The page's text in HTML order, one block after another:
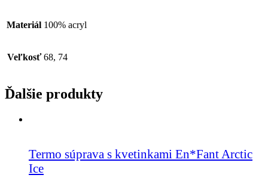
Materiál 100% acryl
Veľkosť 68, 74
Ďalšie produkty
Termo súprava s kvetinkami En*Fant Arctic
Ice